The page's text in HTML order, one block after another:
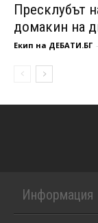
Пресклубът
домакин на
Екип на ДЕБАТИ.БГ -
Информация